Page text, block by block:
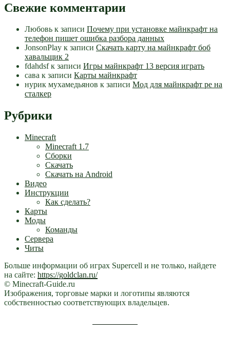
Свежие комментарии
Любовь к записи Почему при установке майнкрафт на
телефон пишет ошибка разбора данных
JonsonPlay к записи Скачать карту на майнкрафт боб
хавальщик 2
fdahdsfк записи Игры майнкрафт 13 версия играть
сава к записи Карты майнкрафт
нурик мухамедьянов к записи Мод для майнкрафт pe на
сталкер
Рубрики
Minecraft
Minecraft 1.7
Сборки
Скачать
Скачать на Android
Видео
Инструкции
Как сделать?
Карты
Моды
Команды
Сервера
Читы
Больше информации об играх Supercell и не только, найдете
на сайте: https://goldclan.ru/
© Minecraft-Guide.ru
Изображения, торговые марки и логотипы являются
собственностью соответствующих владельцев.